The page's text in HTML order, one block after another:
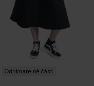
Odnímatelné části